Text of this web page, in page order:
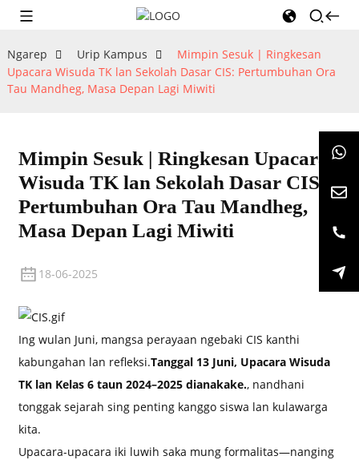
Ngarep Urip Kampus
Mimpin Sesuk | Ringkesan
Upacara Wisuda TK lan Sekolah Dasar CIS: Pertumbuhan Ora
Tau Mandheg, Masa Depan Lagi Miwiti
Mimpin Sesuk | Ringkesan Upacara
Wisuda TK lan Sekolah Dasar CIS:
Pertumbuhan Ora Tau Mandheg,
Masa Depan Lagi Miwiti
18-06-2025
Ing wulan Juni, mangsa perayaan ngebaki CIS kanthi
kabungahan lan refleksi.Tanggal 13 Juni, Upacara Wisuda
TK lan Kelas 6 taun 2024–2025 dianakake., nandhani
tonggak sejarah sing penting kanggo siswa lan kulawarga
kita.
Upacara-upacara iki luwih saka mung formalitas—nanging